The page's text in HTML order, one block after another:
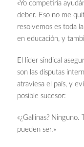
«Yo competiría
deber. Eso no me
resolvemos es toda
en educación, y
El líder sindical
son las disputas
atraviesa el país, y
posible sucesor:
«¿Gallinas?
pueden ser.»